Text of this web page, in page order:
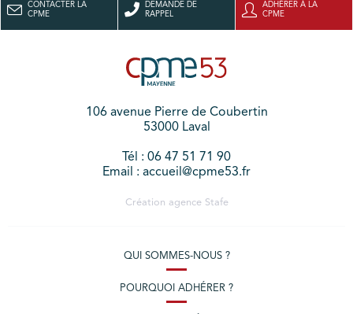
CONTACTER LA
CPME
DEMANDE DE
RAPPEL
ADHÉRER À LA
CPME
106 avenue Pierre de Coubertin
53000 Laval
Tél : 06 47 51 71 90
Email : accueil@cpme53.fr
Création agence Stafe
QUI SOMMES-NOUS ?
POURQUOI ADHÉRER ?